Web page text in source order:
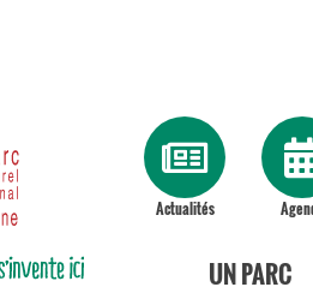
Actualités
UN PARC